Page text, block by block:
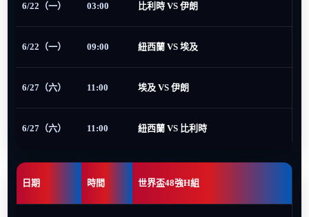
6/22（一） 03:00 比利時 VS 伊朗
6/22（一） 09:00 紐西蘭 VS 埃及
6/27（六） 11:00 埃及 VS 伊朗
6/27（六） 11:00 紐西蘭 VS 比利時
日期 時間 世界盃48強H組